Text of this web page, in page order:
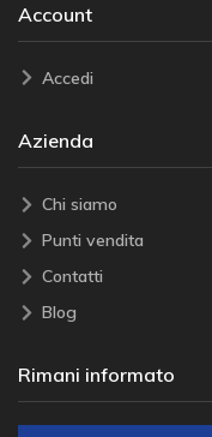
Account
Accedi
Azienda
Chi siamo
Punti vendita
Contatti
Blog
Rimani informato